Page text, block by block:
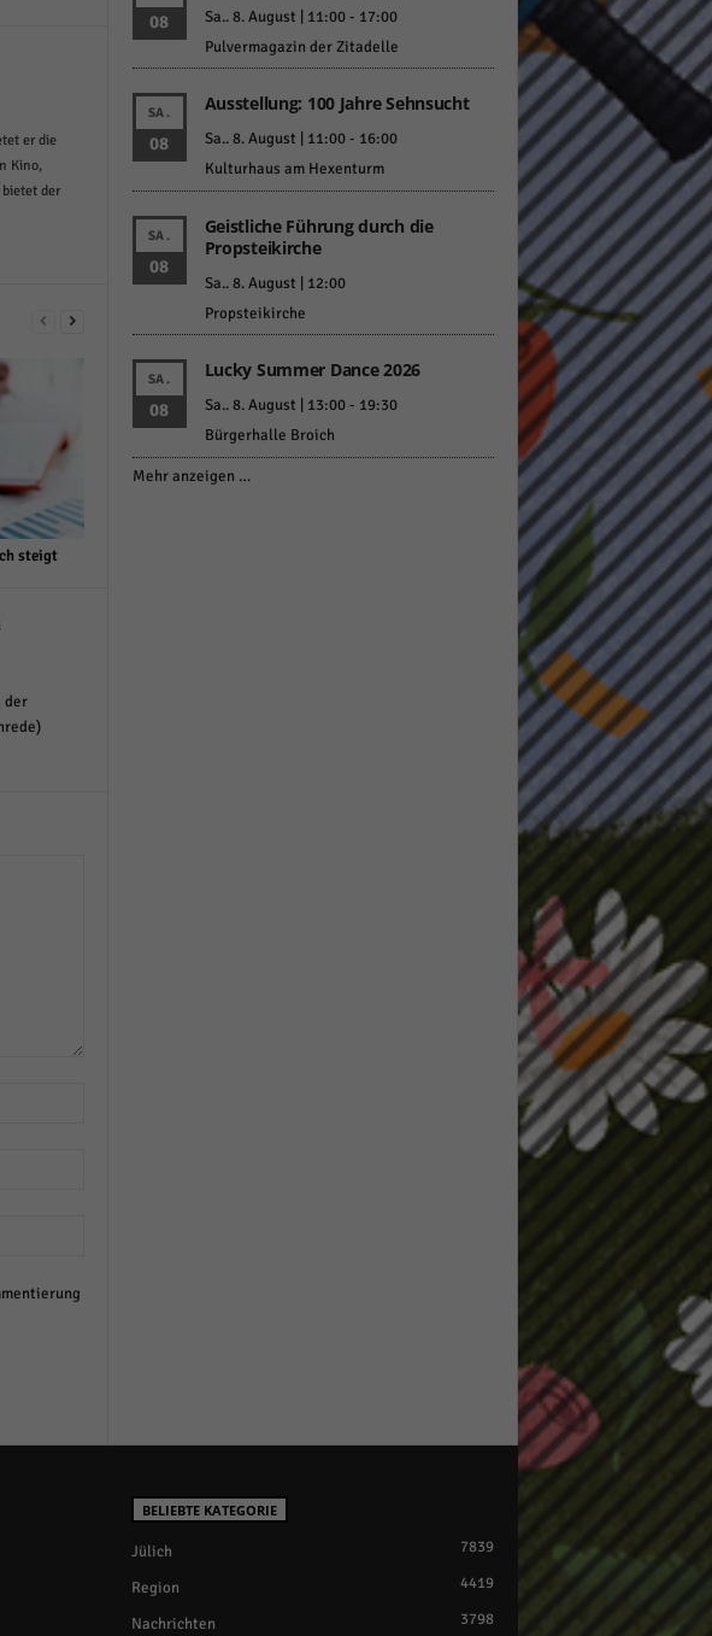
er die
Kino,
der
steigt
der
08 Sa.. 8. August | 11:00- 17:00
Pulvermagazin der Zitadelle
SA.
08
Ausstellung: 100 Jahre Sehnsucht
Sa.. 8. August | 11:00- 16:00
Kulturhaus am Hexenturm
SA.
08
Geistliche Führung durch die
Propsteikirche
Sa.. 8. August | 12:00
Propsteikirche
SA.
08
Lucky Summer Dance 2026
Sa.. 8. August | 13:00- 19:30
Bürgerhalle Broich
Mehr anzeigen …
BELIEBTE KATEGORIE
Jülich 7839
Region 4419
Nachrichten 3798